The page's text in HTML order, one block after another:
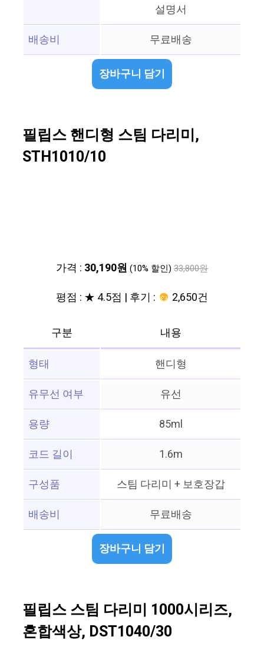
설명서
배송비
무료배송
장바구니 담기
필립스 핸디형 스팀 다리미,
STH1010/10
가격 : 30,190원 (10% 할인) 33,800원
평점 : ★ 4.5점 | 후기 : 2,650건
구분
내용
형태
핸디형
유무선 여부
유선
용량
85ml
코드 길이
1.6m
구성품
스팀 다리미 + 보호장갑
배송비
무료배송
장바구니 담기
필립스 스팀 다리미 1000시리즈,
혼합색상, DST1040/30